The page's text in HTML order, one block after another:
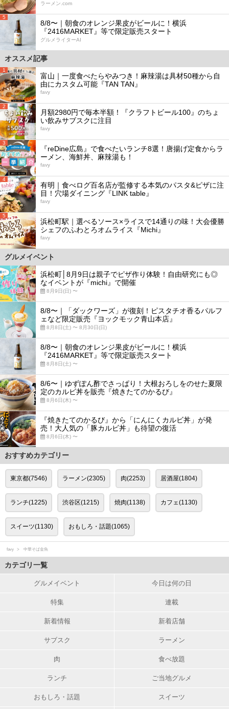
ラーメン.com
5
8/8〜｜朝食のオレンジ果皮がビールに！横浜
『2416MARKET』等で限定販売スタート
グルメライターAI
オススメ記事
1
富山｜一度食べたらやみつき！麻辣湯は具材50種から自
由にカスタム可能『TAN TAN』
favy
2
月額2980円で毎本半額！『クラフトビール100』のちょ
い飲みサブスクに注目
favy
3
『reDine広島』で食べたいランチ8選！唐揚げ定食からラ
ーメン、海鮮丼、麻辣湯も！
favy
4
有明｜食べログ百名店が監修する本気のパスタ&ピザに注
目！穴場ダイニング『LINK table』
favy
5
浜松町駅｜選べるソース×ライスで14通りの味！大会優勝
シェフのふわとろオムライス『Michi』
favy
グルメイベント
浜松町│8月9日は親子でピザ作り体験！自由研究にも◎
なイベントが『michi』で開催
8月9日(日) 〜
8/8〜｜「ダックワーズ」が復刻！ピスタチオ香るパルフ
ェなど限定販売『ヨックモック青山本店』
8月8日(土) 〜 8月30日(日)
8/8〜｜朝食のオレンジ果皮がビールに！横浜
『2416MARKET』等で限定販売スタート
8月8日(土) 〜
8/6〜｜ゆずぽん酢でさっぱり！大根おろしをのせた夏限
定のカルビ丼を販売『焼きたてのかるび』
8月6日(木) 〜
『焼きたてのかるび』から「にんにくカルビ丼」が発
売！大人気の「豚カルビ丼」も待望の復活
8月6日(木) 〜
おすすめカテゴリー
東京都(7546) ラーメン(2305) 肉(2253) 居酒屋(1804)
ランチ(1225) 渋谷区(1215) 焼肉(1138) カフェ(1130)
スイーツ(1130) おもしろ・話題(1065)
favy 中華そば金魚
カテゴリ一覧
グルメイベント 今日は何の日
特集 連載
新着情報 新着店舗
サブスク ラーメン
肉 食べ放題
ランチ ご当地グルメ
おもしろ・話題 スイーツ